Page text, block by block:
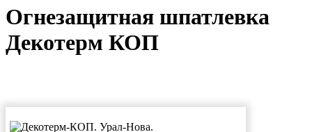
Огнезащитная шпатлевка
Декотерм КОП